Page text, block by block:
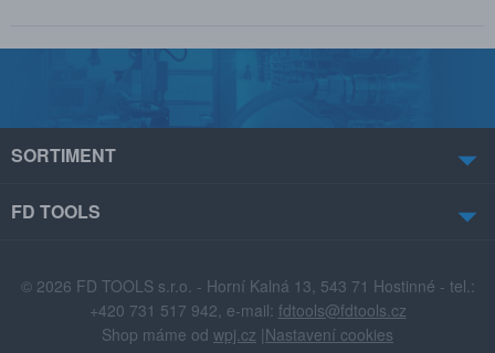
SORTIMENT
FD TOOLS
© 2026 FD TOOLS s.r.o. - Horní Kalná 13, 543 71 Hostinné - tel.:
+420 731 517 942, e-mail: fdtools@fdtools.cz
Shop máme od wpj.cz |Nastavení cookies